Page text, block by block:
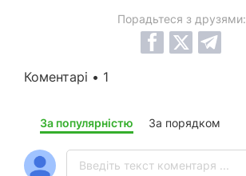
Порадьтеся з друзями:
Коментарі • 1
За популярністю За порядком